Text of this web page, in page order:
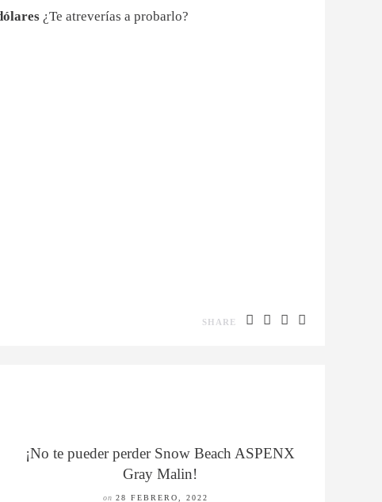
¿Te atreverías a probarlo?
SHARE
¡No te pueder perder Snow Beach ASPENX
Gray Malin!
on 28 FEBRERO, 2022